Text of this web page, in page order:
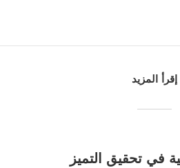
إقرأ المزيد
في تحقيق التميز